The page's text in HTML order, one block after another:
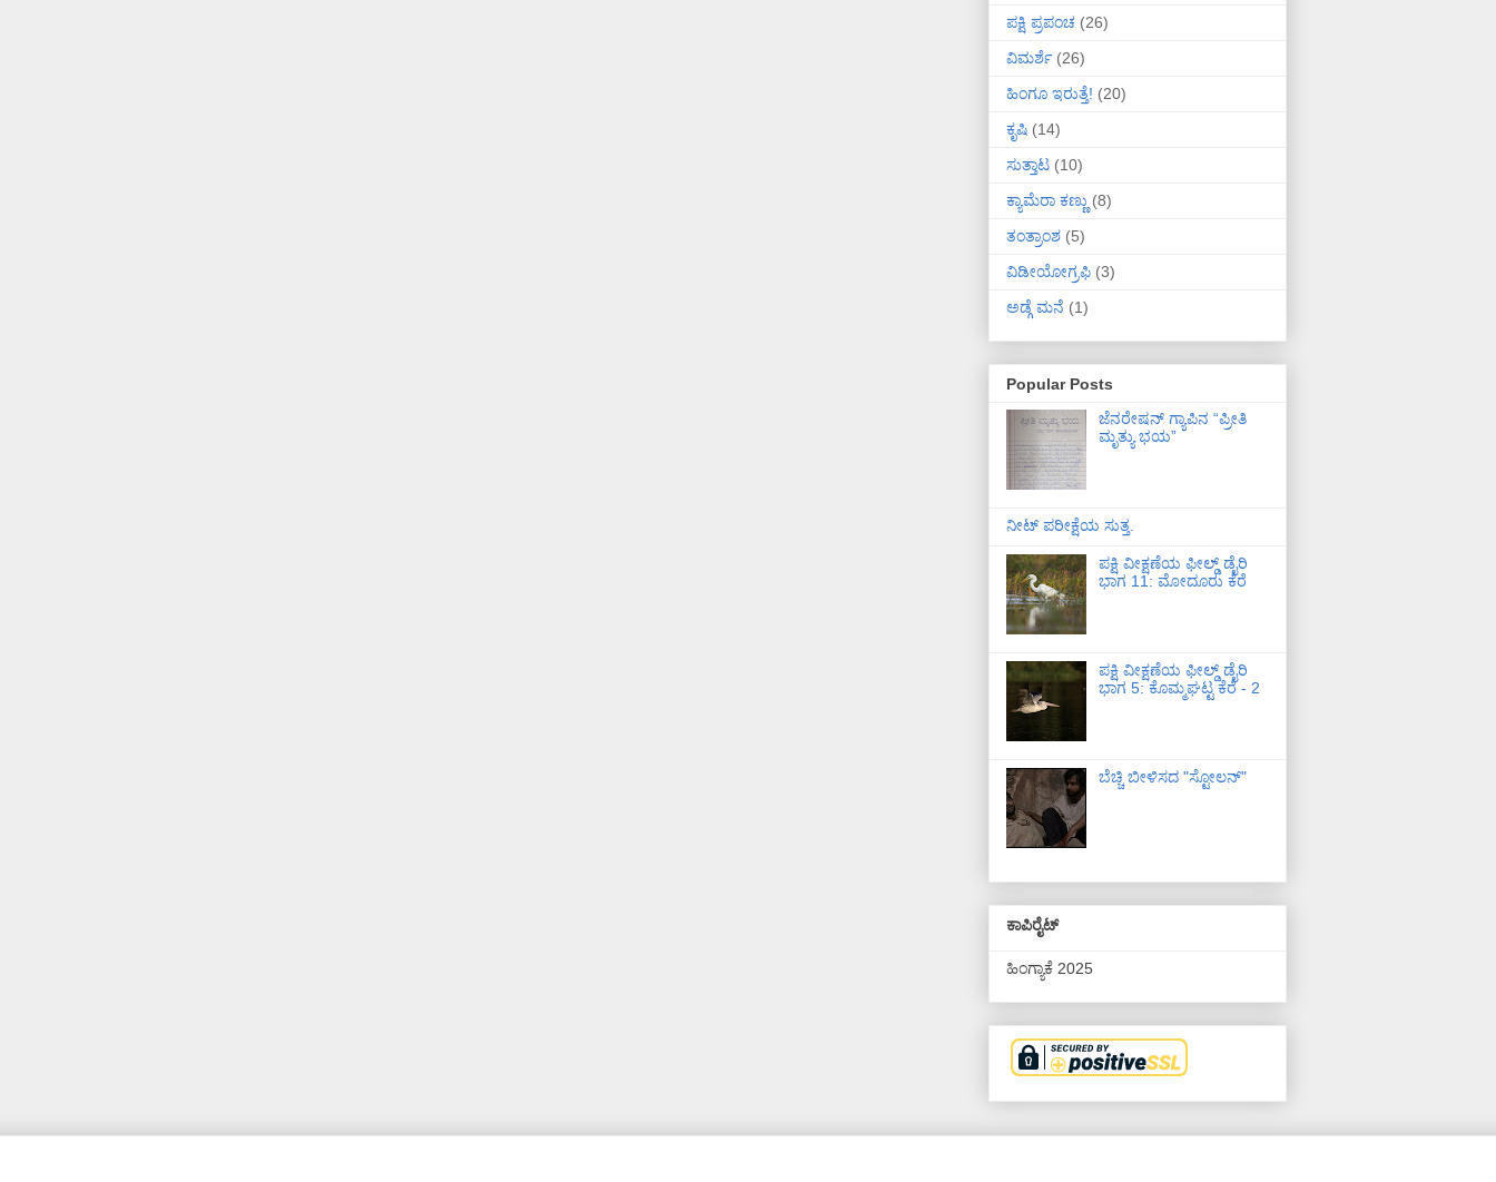
ಪಕ್ಷಿ ಪ್ರಪಂಚ (26)
ವಿಮರ್ಶೆ (26)
ಹಿಂಗೂ ಇರುತ್ತೆ! (20)
ಕೃಷಿ (14)
ಸುತ್ತಾಟ (10)
ಕ್ಯಾಮೆರಾ ಕಣ್ಣು (8)
ತಂತ್ರಾಂಶ (5)
ವಿಡೀಯೋಗ್ರಫಿ (3)
ಅಡ್ಗೆ ಮನೆ (1)
Popular Posts
ಜೆನರೇಷನ್ ಗ್ಯಾಪಿನ “ಪ್ರೀತಿ
ಮೃತ್ಯು ಭಯ”
ನೀಟ್ ಪರೀಕ್ಷೆಯ ಸುತ್ತ.
ಪಕ್ಷಿ ವೀಕ್ಷಣೆಯ ಫೀಲ್ಡ್‌ ಡೈರಿ
ಭಾಗ 11: ಮೋದೂರು ಕೆರೆ
ಪಕ್ಷಿ ವೀಕ್ಷಣೆಯ ಫೀಲ್ಡ್‌ ಡೈರಿ
ಭಾಗ 5: ಕೊಮ್ಮಘಟ್ಟ ಕೆರೆ - 2
ಬೆಚ್ಚಿ ಬೀಳಿಸದ "ಸ್ಟೋಲನ್"
ಕಾಪಿರೈಟ್
ಹಿಂಗ್ಯಾಕೆ 2025